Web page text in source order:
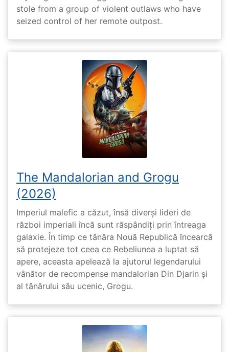
stole from a group of violent outlaws who have
seized control of her remote outpost.
The Mandalorian and Grogu
(2026)
Imperiul malefic a căzut, însă diverși lideri de
război imperiali încă sunt răspândiți prin întreaga
galaxie. În timp ce tânăra Nouă Republică încearcă
să protejeze tot ceea ce Rebeliunea a luptat să
apere, aceasta apelează la ajutorul legendarului
vânător de recompense mandalorian Din Djarin și
al tânărului său ucenic, Grogu.